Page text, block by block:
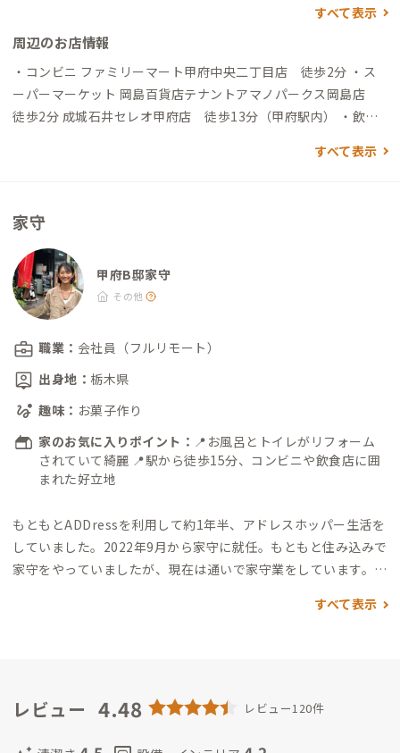
すべて表示
周辺のお店情報
・コンビニ ファミリーマート甲府中央二丁目店 徒歩2分 ・ス
ーパーマーケット 岡島百貨店テナントアマノパークス岡島店
徒歩2分 成城石井セレオ甲府店 徒歩13分（甲府駅内） ・飲食
すべて表示
家守
甲府B邸家守
その他
職業： 会社員（フルリモート）
出身地： 栃木県
趣味： お菓子作り
家のお気に入りポイント： 📍お風呂とトイレがリフォーム
されていて綺麗 📍駅から徒歩15分、コンビニや飲食店に囲
まれた好立地
もともとADDressを利用して約1年半、アドレスホッパー生活を
していました。2022年9月から家守に就任。 もともと住み込みで
家守をやっていましたが、現在は通いで家守業をしています。 日
すべて表示
レビュー 4.48 レビュー120件